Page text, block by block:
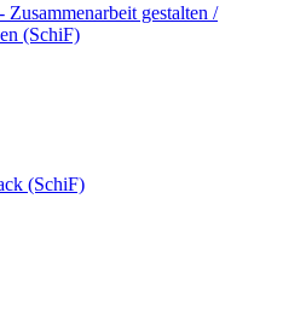
Zusammenarbeit gestalten /
(SchiF)
(SchiF)